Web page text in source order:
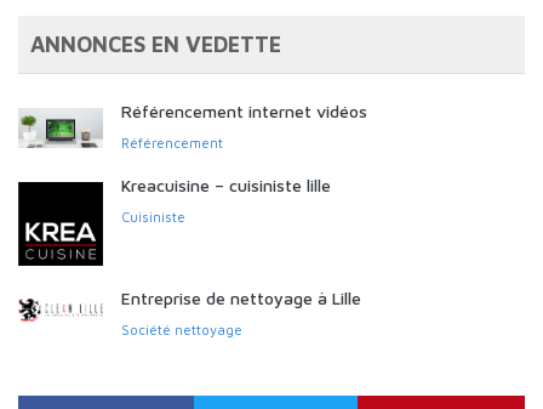
ANNONCES EN VEDETTE
Référencement internet vidéos
Référencement
Kreacuisine – cuisiniste lille
Cuisiniste
Entreprise de nettoyage à Lille
Société nettoyage